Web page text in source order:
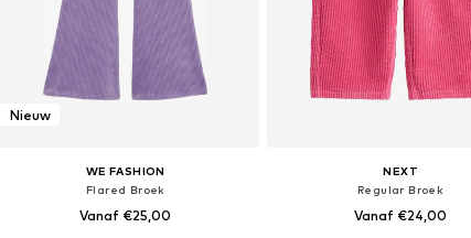
Nieuw
WE FASHION
Flared Broek
Vanaf €25,00
NEXT
Regular Broek
Vanaf €24,00